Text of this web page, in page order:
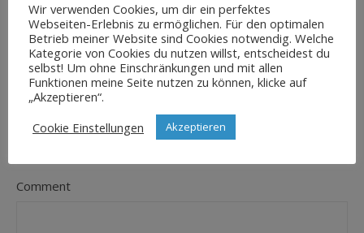
E-Mail-Adresse*
Comment
Wir verwenden Cookies, um dir ein perfektes
Webseiten-Erlebnis zu ermöglichen. Für den optimalen
Betrieb meiner Website sind Cookies notwendig. Welche
Kategorie von Cookies du nutzen willst, entscheidest du
selbst! Um ohne Einschränkungen und mit allen
Funktionen meine Seite nutzen zu können, klicke auf
„Akzeptieren“.
Cookie Einstellungen
Akzeptieren